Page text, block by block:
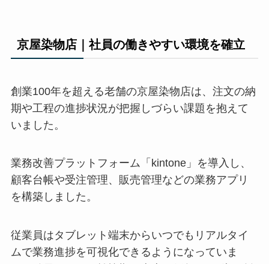
京屋染物店｜社員の働きやすい環境を確立
創業100年を超える老舗の京屋染物店は、注文の納
期や工程の進捗状況が把握しづらい課題を抱えて
いました。
業務改善プラットフォーム「kintone」を導入し、
顧客台帳や受注管理、販売管理などの業務アプリ
を構築しました。
従業員はタブレット端末からいつでもリアルタイ
ムで業務進捗を可視化できるようになっていま